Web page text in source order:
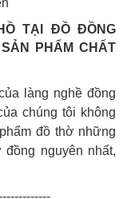
TẠI ĐỒ ĐỒNG
PHẨM CHẤT
làng nghề đồng
chúng tôi không
đồ thờ những
nguyên nhất,